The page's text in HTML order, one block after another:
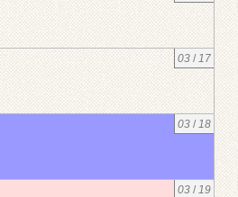
03 /17
03 /18
03 /19